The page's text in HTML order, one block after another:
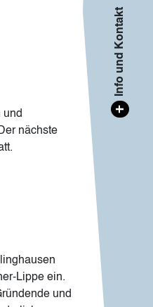
und
nächste
Lippe ein.
und
+
Info und Kontakt